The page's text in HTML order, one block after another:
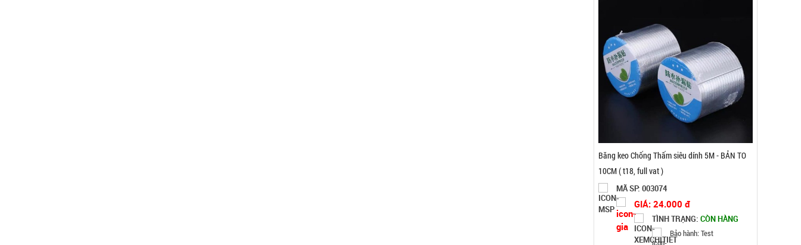
Gậy bẻ tập cơ tay lò xo loại 20kg
MÃ SP: 004446
GIÁ: 21.000 đ
TÌNH TRẠNG:
Bảo hành: Test, Cân nặng:
1kg